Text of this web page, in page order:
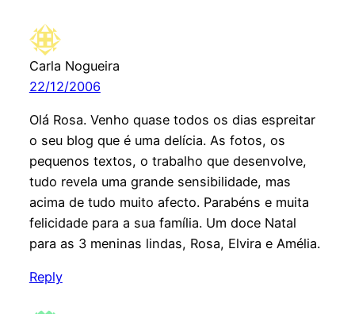
Carla Nogueira
22/12/2006
Olá Rosa. Venho quase todos os dias espreitar
o seu blog que é uma delícia. As fotos, os
pequenos textos, o trabalho que desenvolve,
tudo revela uma grande sensibilidade, mas
acima de tudo muito afecto. Parabéns e muita
felicidade para a sua família. Um doce Natal
para as 3 meninas lindas, Rosa, Elvira e Amélia.
Reply